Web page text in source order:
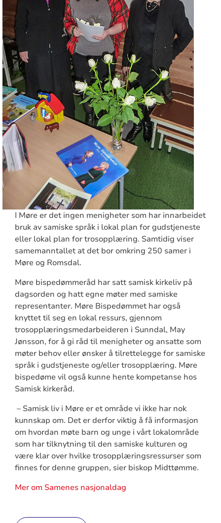
I Møre er det ingen menigheter som har innarbeidet
bruk av samiske språk i lokal plan for gudstjeneste
eller lokal plan for trosopplæring. Samtidig viser
samemanntallet at det bor omkring 250 samer i
Møre og Romsdal.
Møre bispedømmeråd har satt samisk kirkeliv på
dagsorden og hatt egne møter med samiske
representanter. Møre Bispedømmet har også
knyttet til seg en lokal ressurs, gjennom
trosopplæringsmedarbeideren i Sunndal, May
Jønsson, for å gi råd til menigheter og ansatte som
møter behov eller ønsker å tilrettelegge for samiske
språk i gudstjeneste og/eller trosopplæring. Møre
bispedøme vil også kunne hente kompetanse hos
Samisk kirkeråd.
– Samisk liv i Møre er et område vi ikke har nok
kunnskap om. Det er derfor viktig å få informasjon
om hvordan møte barn og unge i vårt lokalområde
som har tilknytning til den samiske kulturen og
være klar over hvilke trosopplæringsressurser som
finnes for denne gruppen, sier biskop Midttømme.
Mer om Samenes nasjonaldag